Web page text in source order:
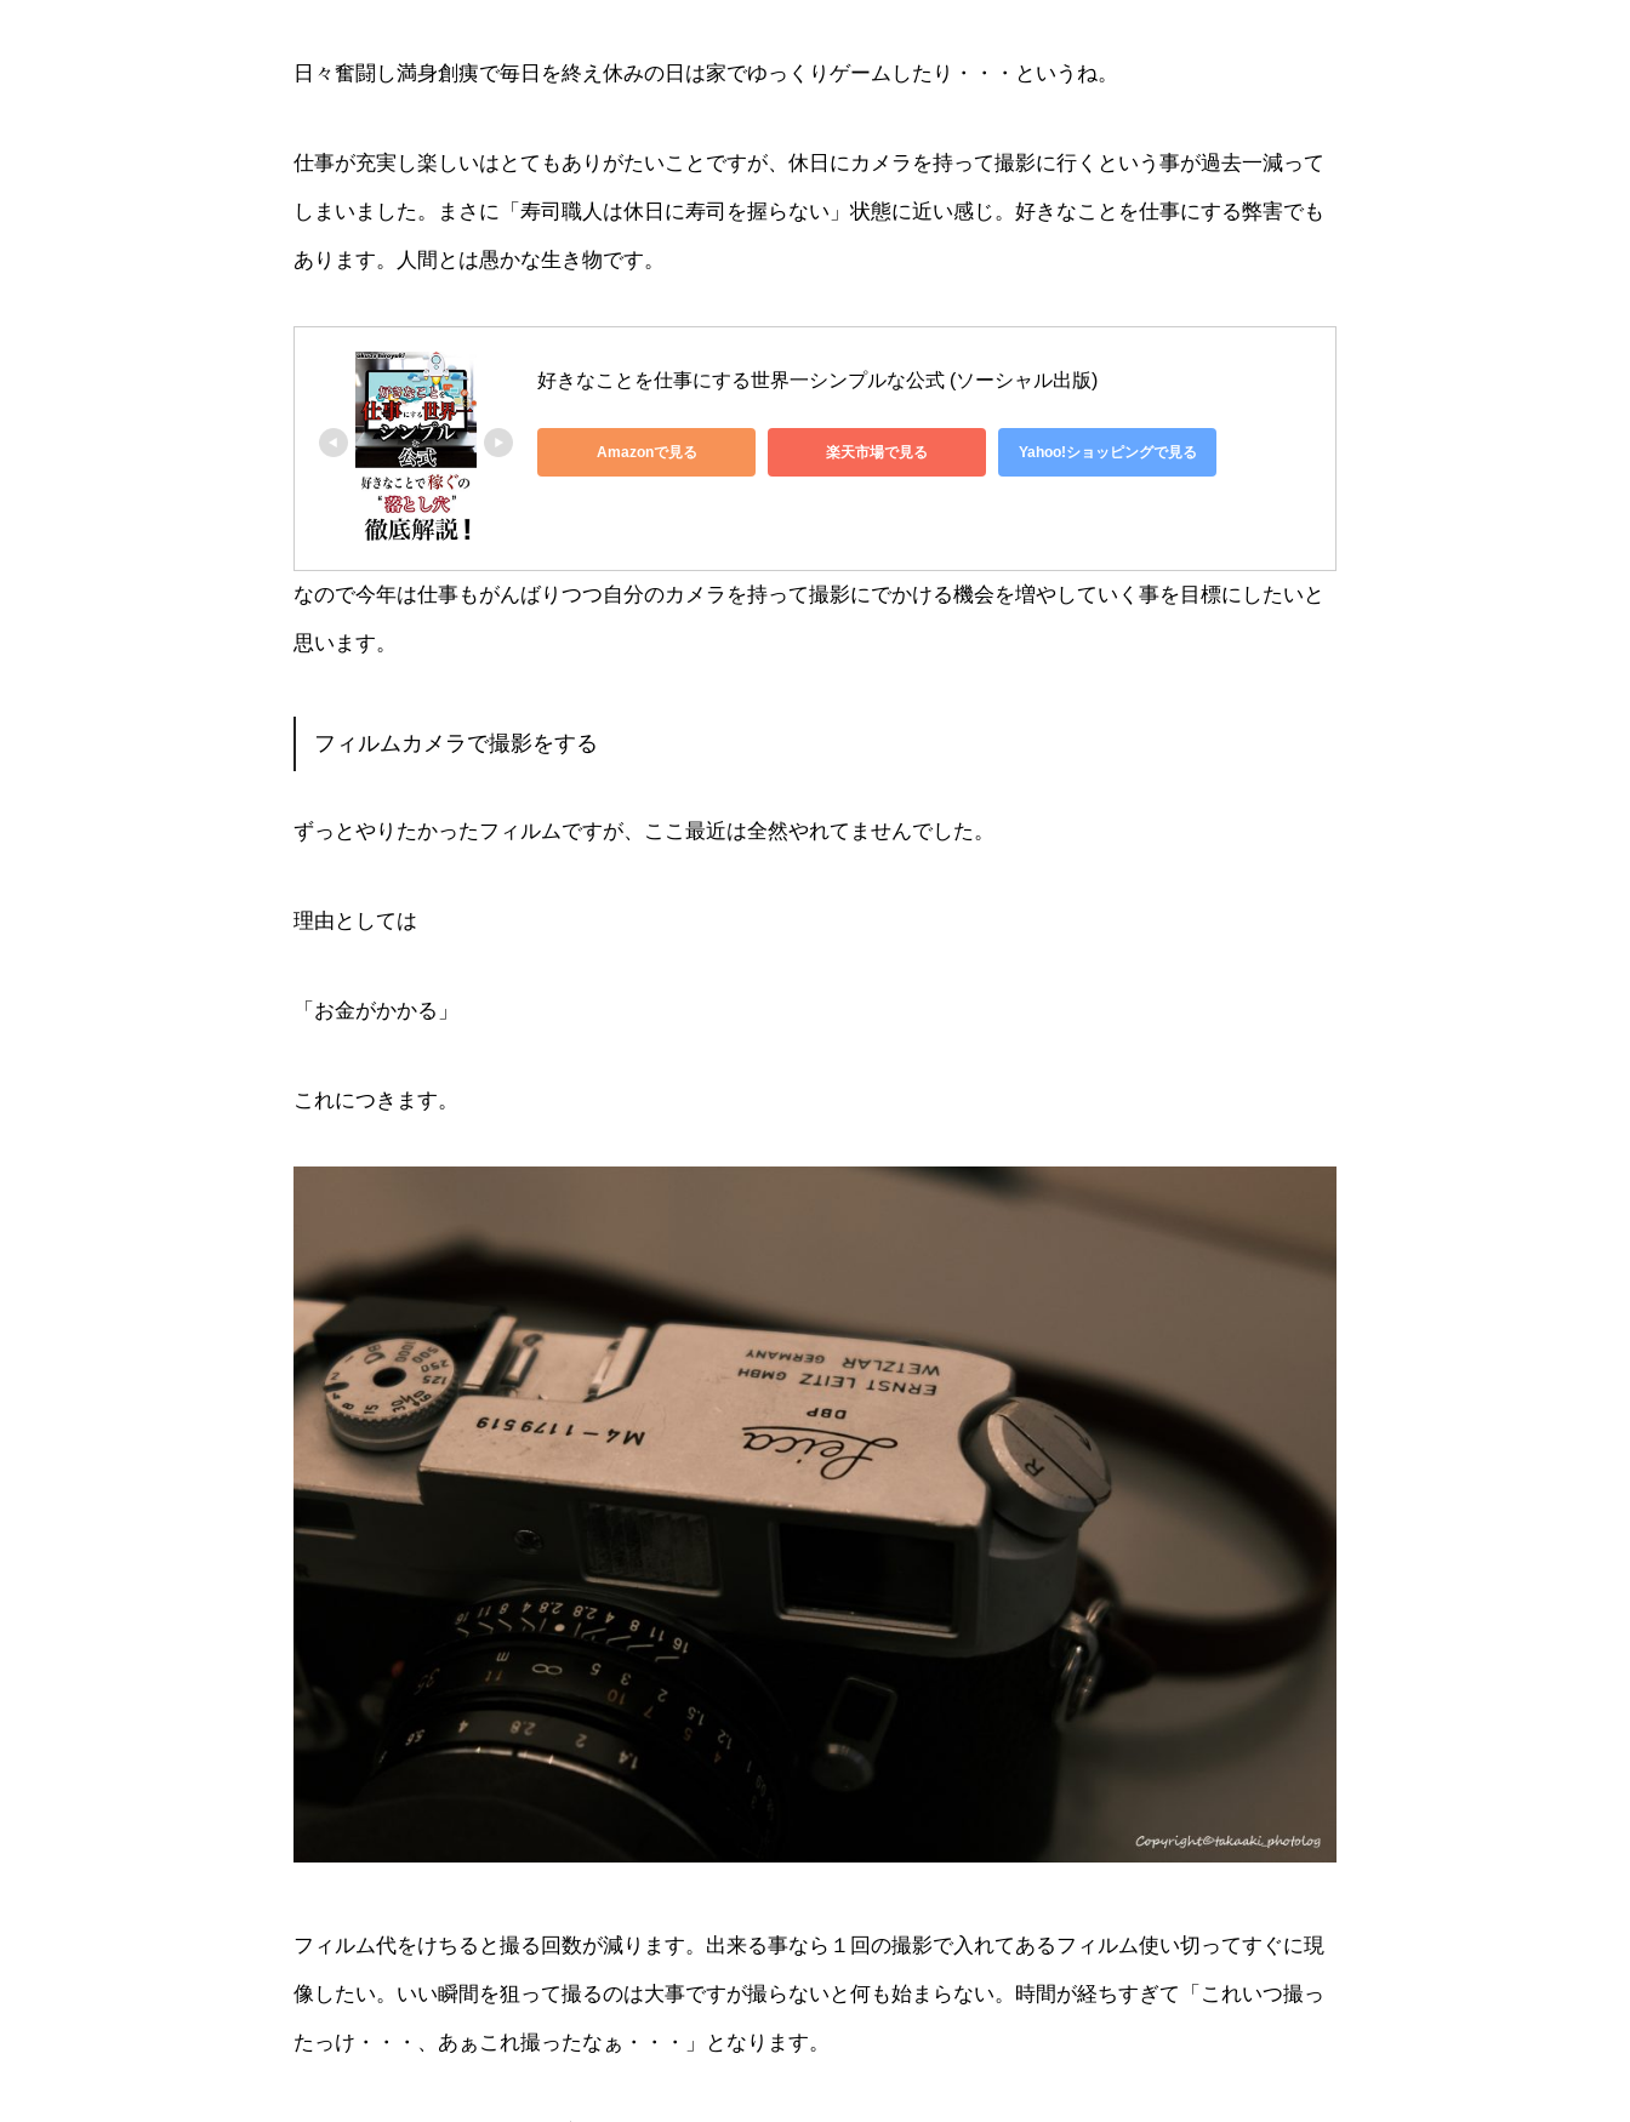
日々奮闘し満身創痍で毎日を終え休みの日は家でゆっくりゲームしたり・・・というね。
仕事が充実し楽しいはとてもありがたいことですが、休日にカメラを持って撮影に行くという事が過去一減って
しまいました。まさに「寿司職人は休日に寿司を握らない」状態に近い感じ。好きなことを仕事にする弊害でも
あります。人間とは愚かな生き物です。
好きなことを仕事にする世界一シンプルな公式 (ソーシャル出版)
Amazonで見る 楽天市場で見る Yahoo!ショッピングで見る
なので今年は仕事もがんばりつつ自分のカメラを持って撮影にでかける機会を増やしていく事を目標にしたいと
思います。
フィルムカメラで撮影をする
ずっとやりたかったフィルムですが、ここ最近は全然やれてませんでした。
理由としては
「お金がかかる」
これにつきます。
フィルム代をけちると撮る回数が減ります。出来る事なら１回の撮影で入れてあるフィルム使い切ってすぐに現
像したい。いい瞬間を狙って撮るのは大事ですが撮らないと何も始まらない。時間が経ちすぎて「これいつ撮っ
たっけ・・・、あぁこれ撮ったなぁ・・・」となります。